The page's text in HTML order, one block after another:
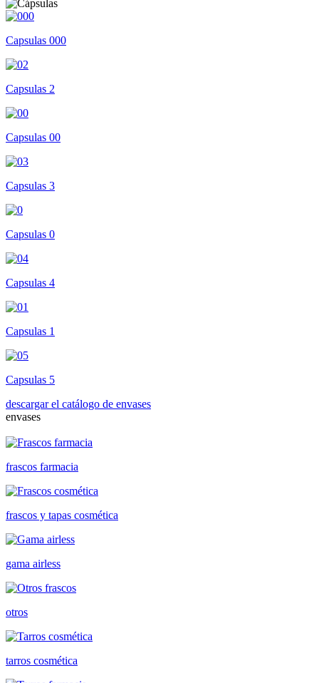
Capsulas 000
Capsulas 2
Capsulas 00
Capsulas 3
Capsulas 0
Capsulas 4
Capsulas 1
Capsulas 5
descargar el catálogo de envases
envases
frascos farmacia
frascos y tapas cosmética
gama airless
otros
tarros cosmética